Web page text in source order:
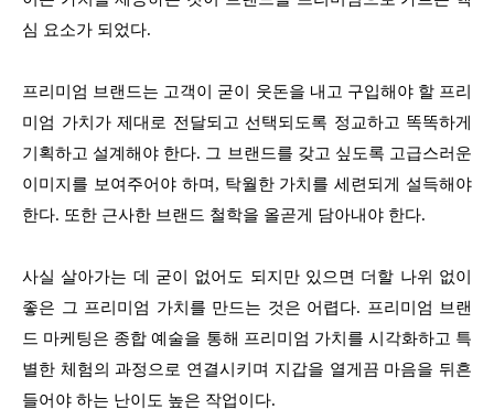
심 요소가 되었다.
프리미엄 브랜드는 고객이 굳이 웃돈을 내고 구입해야 할 프리
미엄 가치가 제대로 전달되고 선택되도록 정교하고 똑똑하게
기획하고 설계해야 한다. 그 브랜드를 갖고 싶도록 고급스러운
이미지를 보여주어야 하며, 탁월한 가치를 세련되게 설득해야
한다. 또한 근사한 브랜드 철학을 올곧게 담아내야 한다.
사실 살아가는 데 굳이 없어도 되지만 있으면 더할 나위 없이
좋은 그 프리미엄 가치를 만드는 것은 어렵다. 프리미엄 브랜
드 마케팅은 종합 예술을 통해 프리미엄 가치를 시각화하고 특
별한 체험의 과정으로 연결시키며 지갑을 열게끔 마음을 뒤흔
들어야 하는 난이도 높은 작업이다.